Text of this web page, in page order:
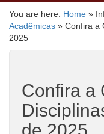
You are here: Home »
Acadêmicas » Confira a
2025
Confira a
de 2025